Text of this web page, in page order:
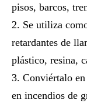
pisos, barcos,
2. Se utiliza
retardantes de
plástico, resina,
3. Conviértalo
en incendios de